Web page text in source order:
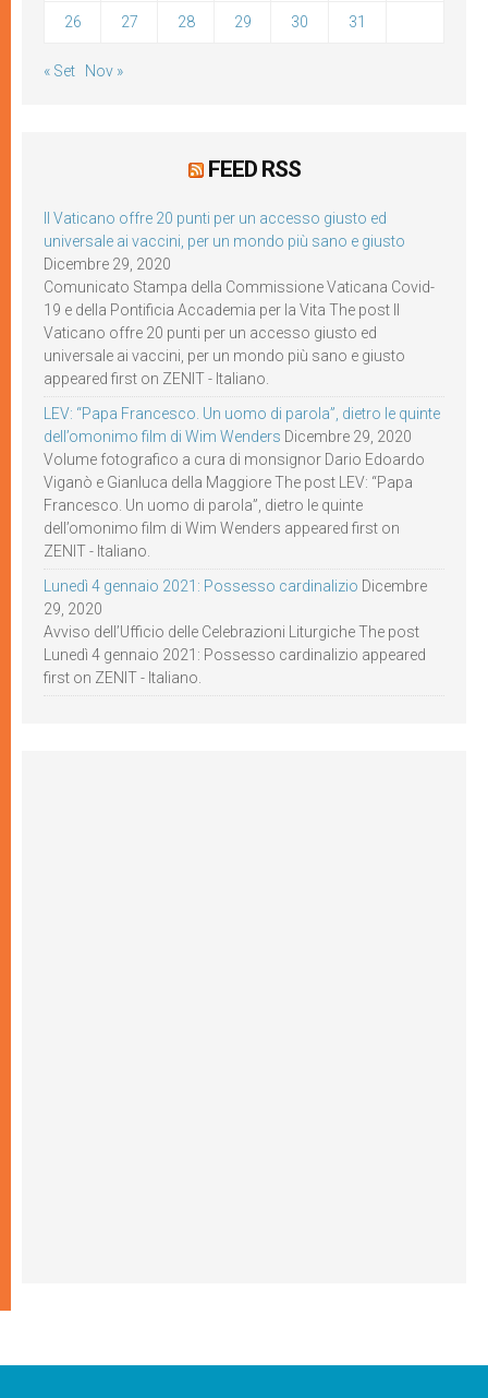
26 27 28 29 30 31
« Set Nov »
FEED RSS
Il Vaticano offre 20 punti per un accesso giusto ed
universale ai vaccini, per un mondo più sano e giusto
Dicembre 29, 2020
Comunicato Stampa della Commissione Vaticana Covid-
19 e della Pontificia Accademia per la Vita The post Il
Vaticano offre 20 punti per un accesso giusto ed
universale ai vaccini, per un mondo più sano e giusto
appeared first on ZENIT - Italiano.
LEV: “Papa Francesco. Un uomo di parola”, dietro le quinte
dell’omonimo film di Wim Wenders Dicembre 29, 2020
Volume fotografico a cura di monsignor Dario Edoardo
Viganò e Gianluca della Maggiore The post LEV: “Papa
Francesco. Un uomo di parola”, dietro le quinte
dell’omonimo film di Wim Wenders appeared first on
ZENIT - Italiano.
Lunedì 4 gennaio 2021: Possesso cardinalizio Dicembre
29, 2020
Avviso dell’Ufficio delle Celebrazioni Liturgiche The post
Lunedì 4 gennaio 2021: Possesso cardinalizio appeared
first on ZENIT - Italiano.